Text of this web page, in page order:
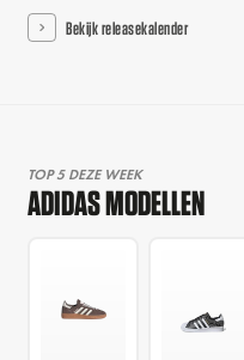
Bekijk releasekalender
TOP 5 DEZE WEEK
ADIDAS MODELLEN